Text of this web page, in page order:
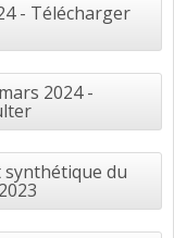
- Télécharger
2024 -
du